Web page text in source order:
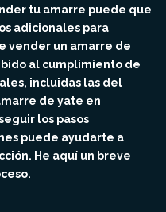
tu amarre puede que
adicionales para
vender un amarre de
al cumplimiento de
incluidas las del
de yate en
los pasos
puede ayudarte a
He aquí un breve